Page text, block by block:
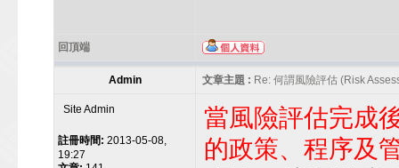
回頂端
Admin 文章主題 : Re: 何謂風險評估 (Risk
Site Admin
註冊時間: 2013-05-08,
19:27
當風險評估完成
的政策、程序及